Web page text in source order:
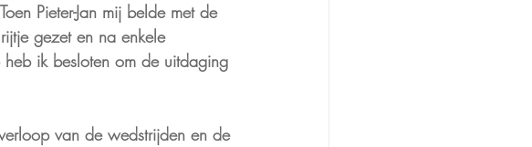
Pieter-Jan mij belde met de
gezet en na enkele
ik besloten om de uitdaging
van de wedstrijden en de